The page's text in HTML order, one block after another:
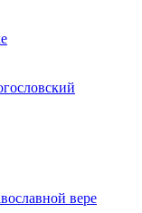
вере